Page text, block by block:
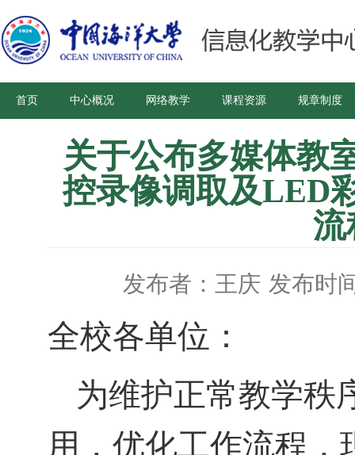
首页 中心概况 网络教学 课程资源 规章制度
关于公布多媒体教
控录像调取及LED
流
发布者：王庆 发布时
全校各单位：
为维护正常教学秩
用，优化工作流程